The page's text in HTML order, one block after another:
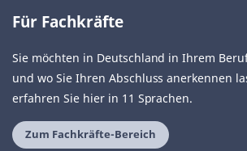
Für Fachkräfte
Sie möchten in Deutschland in Ihrem
und wo Sie Ihren Abschluss anerkennen
erfahren Sie hier in 11 Sprachen.
Zum Fachkräfte-Bereich